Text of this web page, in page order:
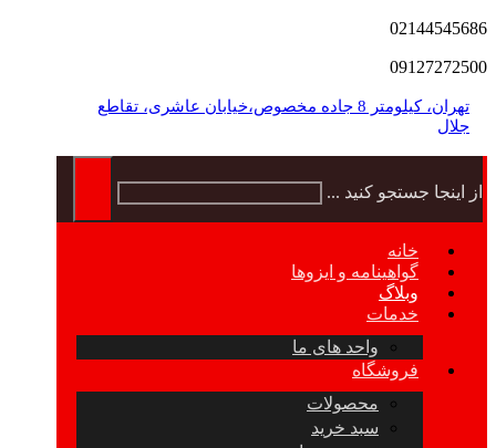
02144545686
09127272500
تهران، کیلومتر 8 جاده مخصوص،خیابان عاشری، تقاطع
جلال
از اینجا جستجو کنید ...
خانه
گواهینامه و ایزوها
وبلاگ
خدمات
واحد های ما
فروشگاه
محصولات
سبد خرید